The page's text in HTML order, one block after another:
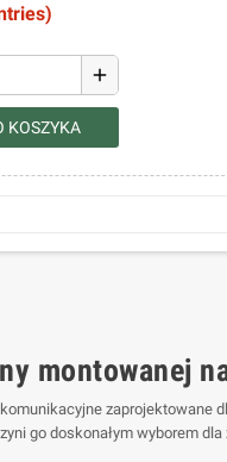
add
KOSZYKA
montowanej
zaprojektowane
go doskonałym wyborem